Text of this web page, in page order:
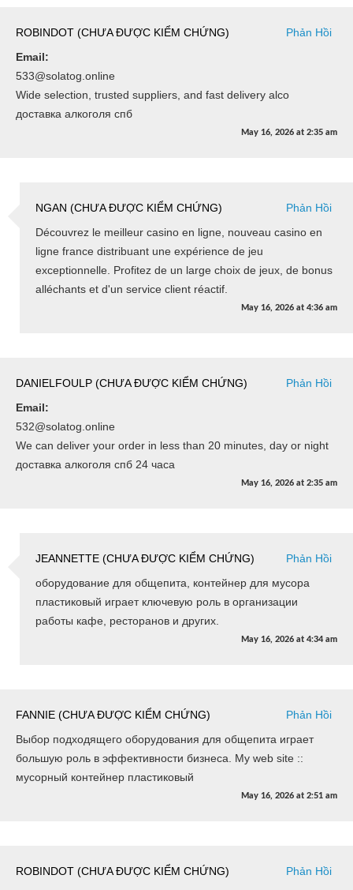
ROBINDOT (CHƯA ĐƯỢC KIỂM CHỨNG)
Phản Hồi
Email:
533@solatog.online
Wide selection, trusted suppliers, and fast delivery alco
доставка алкоголя спб
May 16, 2026 at 2:35 am
NGAN (CHƯA ĐƯỢC KIỂM CHỨNG)
Phản Hồi
Découvrez le meilleur casino en ligne, nouveau casino en
ligne france distribuant une expérience de jeu
exceptionnelle. Profitez de un large choix de jeux, de bonus
alléchants et d'un service client réactif.
May 16, 2026 at 4:36 am
DANIELFOULP (CHƯA ĐƯỢC KIỂM CHỨNG)
Phản Hồi
Email:
532@solatog.online
We can deliver your order in less than 20 minutes, day or night
доставка алкоголя спб 24 часа
May 16, 2026 at 2:35 am
JEANNETTE (CHƯA ĐƯỢC KIỂM CHỨNG)
Phản Hồi
оборудование для общепита, контейнер для мусора
пластиковый играет ключевую роль в организации
работы кафе, ресторанов и других.
May 16, 2026 at 4:34 am
FANNIE (CHƯA ĐƯỢC KIỂM CHỨNG)
Phản Hồi
Выбор подходящего оборудования для общепита играет
большую роль в эффективности бизнеса. My web site ::
мусорный контейнер пластиковый
May 16, 2026 at 2:51 am
ROBINDOT (CHƯA ĐƯỢC KIỂM CHỨNG)
Phản Hồi